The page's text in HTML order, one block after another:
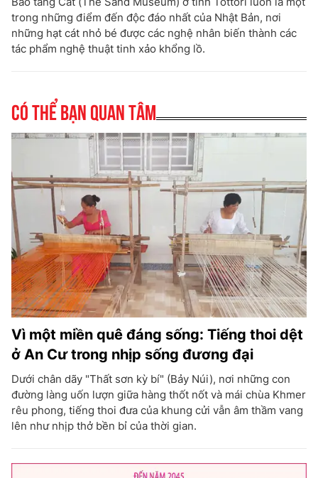
trong những điểm đến độc đáo nhất của Nhật Bản, nơi
những hạt cát nhỏ bé được các nghệ nhân biến thành các
tác phẩm nghệ thuật tinh xảo khổng lồ.
Có thể bạn quan tâm
Vì một miền quê đáng sống: Tiếng thoi dệt
ở An Cư trong nhịp sống đương đại
Dưới chân dãy "Thất sơn kỳ bí" (Bảy Núi), nơi những con
đường làng uốn lượn giữa hàng thốt nốt và mái chùa Khmer
rêu phong, tiếng thoi đưa của khung cửi vẫn âm thầm vang
lên như nhịp thở bền bỉ của thời gian.